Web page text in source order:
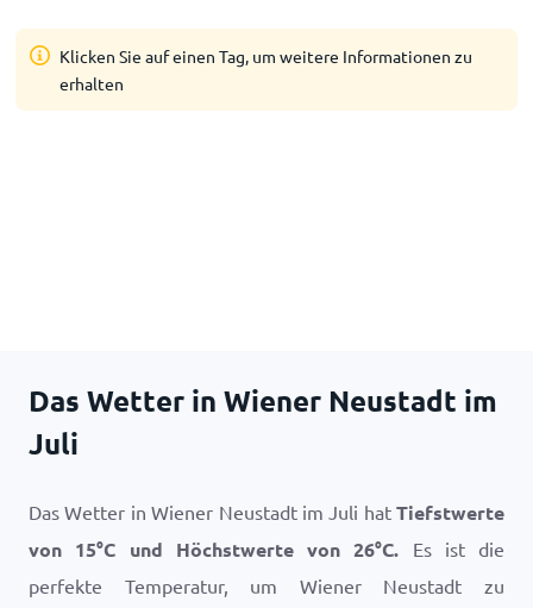
Klicken Sie auf einen Tag, um weitere Informationen zu
erhalten
Das Wetter in Wiener Neustadt im
Juli
Das Wetter in Wiener Neustadt im Juli hat Tiefstwerte
von 15°C und Höchstwerte von26°C. Es ist die
perfekte Temperatur, um Wiener Neustadt zu